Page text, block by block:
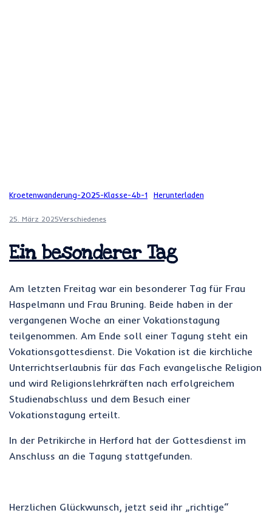
Kroetenwanderung-2025-Klasse-4b-1 Herunterladen
25. März 2025Verschiedenes
Ein besonderer Tag
Am letzten Freitag war ein besonderer Tag für Frau
Haspelmann und Frau Bruning. Beide haben in der
vergangenen Woche an einer Vokationstagung
teilgenommen. Am Ende soll einer Tagung steht ein
Vokationsgottesdienst. Die Vokation ist die kirchliche
Unterrichtserlaubnis für das Fach evangelische Religion
und wird Religionslehrkräften nach erfolgreichem
Studienabschluss und dem Besuch einer
Vokationstagung erteilt.
In der Petrikirche in Herford hat der Gottesdienst im
Anschluss an die Tagung stattgefunden.
Herzlichen Glückwunsch, jetzt seid ihr „richtige“